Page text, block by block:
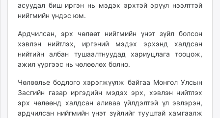
асуудал биш иргэн нь мэдэх эрхтэй эрүүл нээлттэй
нийгмийн үндэс юм.
Ардчилсан, эрх чөлөөт нийгмийн үнэт зүйл болсон
хэвлэн нийтлэх, иргэний мэдэх эрхэнд халдсан
нийтийн албан тушаалтнуудад хариуцлага тооцож,
ажил үүргээс нь чөлөөлөх болно.
Чөлөөлье бодлого хэрэгжүүлж байгаа Монгол Улсын
Засгийн газар иргэдийн мэдэх эрх, хэвлэн нийтлэх
эрх чөлөөнд халдсан аливаа үйлдэлтэй үл эвлэрэн,
ардчилсан нийгмийн үнэт зүйлийг тууштай хамгаалж